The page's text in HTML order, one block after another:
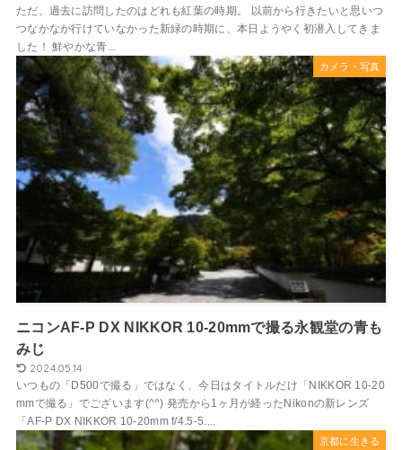
ただ、過去に訪問したのはどれも紅葉の時期。 以前から行きたいと思いつ
つなかなか行けていなかった新緑の時期に、本日ようやく初潜入してきま
した！ 鮮やかな青...
カメラ・写真
ニコンAF-P DX NIKKOR 10-20mmで撮る永観堂の青も
みじ
2024.05.14
いつもの「D500で撮る」ではなく、今日はタイトルだけ「NIKKOR 10-20
mmで撮る」でございます(^^) 発売から1ヶ月が経ったNikonの新レンズ
「AF-P DX NIKKOR 10-20mm f/4.5-5....
京都に生きる